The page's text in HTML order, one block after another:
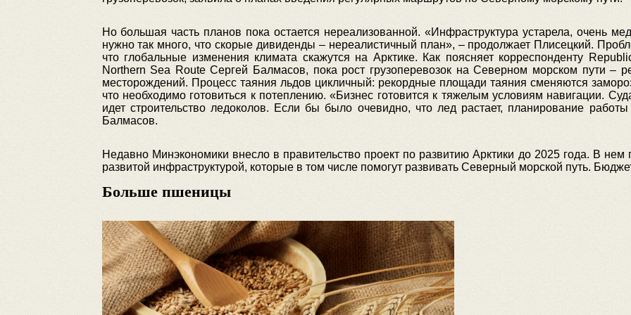
Но большая часть планов пока остается нереализованной. «Инфраструктура устарела, очень
нужно так много, что скорые дивиденды – нереалистичный план», – продолжает Плисецкий.
что глобальные изменения климата скажутся на Арктике. Как поясняет корреспонденту
Northern Sea Route Сергей Балмасов, пока рост грузоперевозок на Северном морском пути –
месторождений. Процесс таяния льдов цикличный: рекордные площади таяния сменяются
что необходимо готовиться к потеплению. «Бизнес готовится к тяжелым условиям навигации.
идет строительство ледоколов. Если бы было очевидно, что лед растает, планирование
Балмасов.
Недавно Минэкономики внесло в правительство проект по развитию Арктики до 2025 года. В нем
развитой инфраструктурой, которые в том числе помогут развивать Cеверный морской путь.
Больше пшеницы